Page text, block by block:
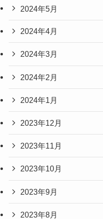
2024年5月
2024年4月
2024年3月
2024年2月
2024年1月
2023年12月
2023年11月
2023年10月
2023年9月
2023年8月